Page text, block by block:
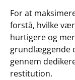
For at
forstå, hvilke
hurtigere og
grundlæggende
gennem
restitution.